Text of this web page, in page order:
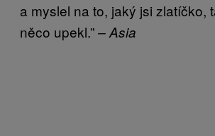
a myslel na to, jaký jsi zlatíčko,
něco upekl.”– Asia